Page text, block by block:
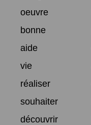
oeuvre
bonne
aide
vie
réaliser
souhaiter
découvrir